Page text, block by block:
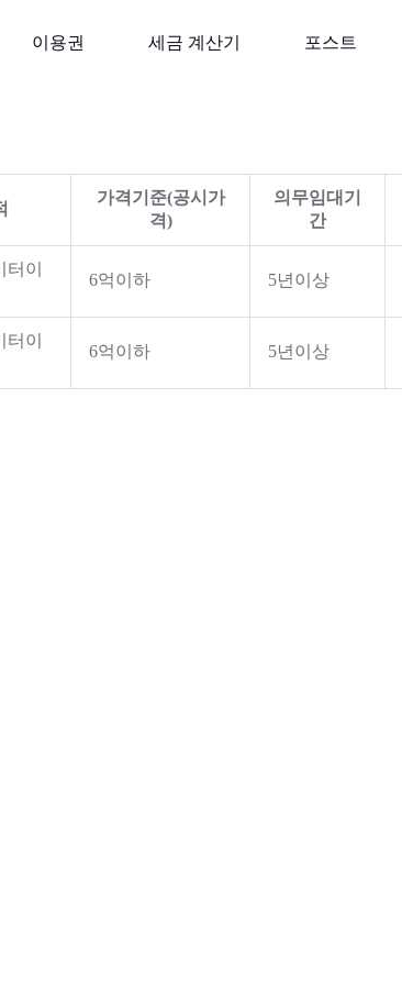
이용권 세금 계산기 포스트
가격기준(공시가
격)
의무임대기
간
터이
6억이하 5년이상
터이
6억이하 5년이상